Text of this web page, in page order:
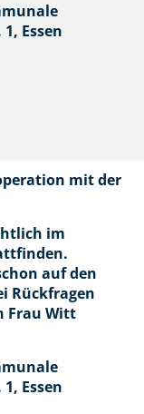
Essen
mit der
im
auf den
Rückfragen
Frau Witt
Essen